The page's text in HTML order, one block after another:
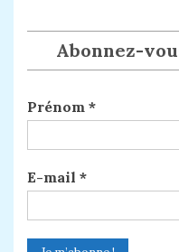
Abonnez-
Prénom *
E-mail *